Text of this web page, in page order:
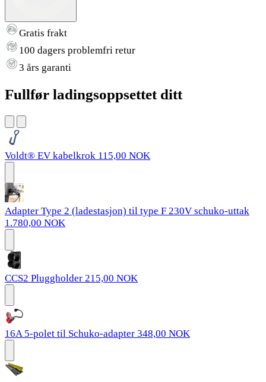
Gratis frakt
100 dagers problemfri retur
3 års garanti
Fullfør ladingsoppsettet ditt
Voldt® EV kabelkrok 115,00 NOK
Adapter Type 2 (ladestasjon) til type F 230V schuko-uttak
1.780,00 NOK
CCS2 Pluggholder 215,00 NOK
16A 5-polet til Schuko-adapter 348,00 NOK